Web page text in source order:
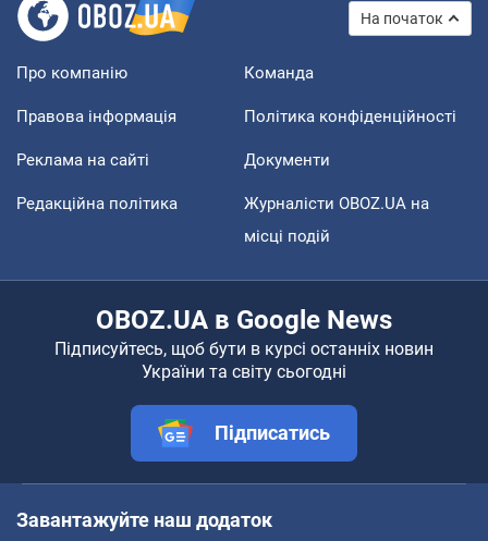
На початок
Про компанію Команда
Правова інформація Політика конфіденційності
Реклама на сайті Документи
Редакційна політика
Журналісти OBOZ.UA на
місці подій
OBOZ.UA в Google News
Підписуйтесь, щоб бути в курсі останніх новин
України та світу сьогодні
Підписатись
Завантажуйте наш додаток